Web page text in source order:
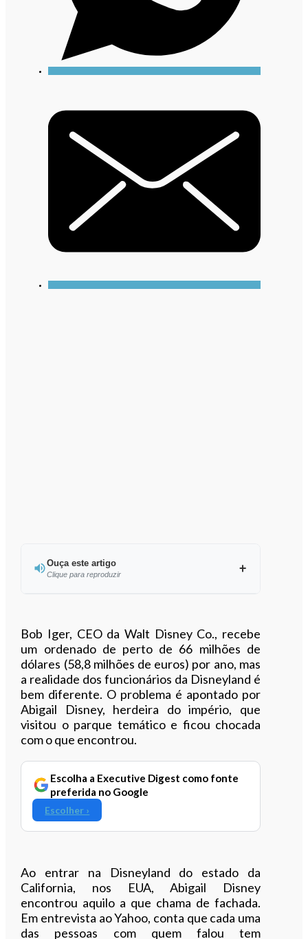
Ouça este artigo
Clique para reproduzir
Bob Iger, CEO da Walt Disney Co., recebe
um ordenado de perto de 66 milhões de
dólares (58,8 milhões de euros) por ano, mas
a realidade dos funcionários da Disneyland é
bem diferente. O problema é apontado por
Abigail Disney, herdeira do império, que
visitou o parque temático e ficou chocada
com o que encontrou.
Escolha a Executive Digest como fonte
preferida no Google
Escolher ›
Ao entrar na Disneyland do estado da
California, nos EUA, Abigail Disney
encontrou aquilo a que chama de fachada.
Em entrevista ao Yahoo, conta que cada uma
das pessoas com quem falou tem